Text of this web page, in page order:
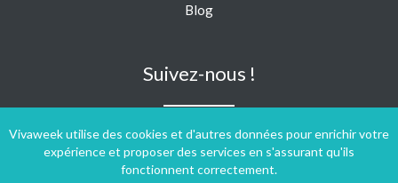
Vivaweek utilise des cookies et d'autres données pour enrichir votre
expérience et proposer des services en s'assurant qu'ils
fonctionnent correctement.
Blog
Suivez-nous !